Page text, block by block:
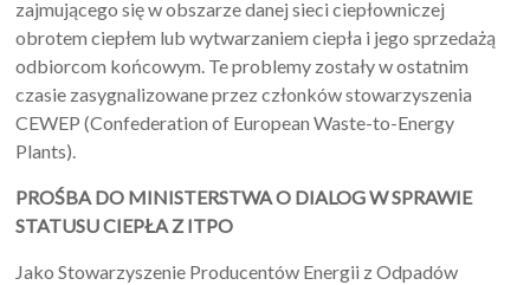
zajmującego się w obszarze danej sieci ciepłowniczej
obrotem ciepłem lub wytwarzaniem ciepła i jego sprzedażą
odbiorcom końcowym. Te problemy zostały w ostatnim
czasie zasygnalizowane przez członków stowarzyszenia
CEWEP (Confederation of European Waste-to-Energy
Plants).
PROŚBA DO MINISTERSTWA O DIALOG W SPRAWIE
STATUSU CIEPŁA Z ITPO
Jako Stowarzyszenie Producentów Energii z Odpadów